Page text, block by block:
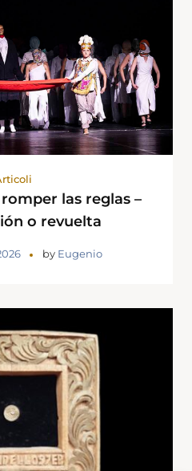
las reglas –
o revuelta
by Eugenio